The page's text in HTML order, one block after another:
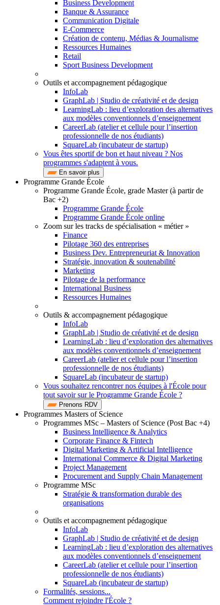
Business Development
Banque & Assurance
Communication Digitale
E-Commerce
Création de contenu, Médias & Journalisme
Ressources Humaines
Retail
Sport Business Development
Outils et accompagnement pédagogique
InfoLab
GraphLab | Studio de créativité et de design
LearningLab : lieu d’exploration des alternatives
aux modèles conventionnels d’enseignement
CareerLab (atelier et cellule pour l’insertion
professionnelle de nos étudiants)
SquareLab (incubateur de startup)
Vous êtes sportif de bon et haut niveau ? Nos
programmes s'adaptent à vous.
En savoir plus
Programme Grande École
Programme Grande École, grade Master (à partir de
Bac +2)
Programme Grande École
Programme Grande École online
Zoom sur les tracks de spécialisation « métier »
Finance
Pilotage 360 des entreprises
Business Dev. Entrepreneuriat & Innovation
Stratégie, innovation & soutenabilité
Marketing
Pilotage de la performance
International Business
Ressources Humaines
Outils & accompagnement pédagogique
InfoLab
GraphLab | Studio de créativité et de design
LearningLab : lieu d’exploration des alternatives
aux modèles conventionnels d’enseignement
CareerLab (atelier et cellule pour l’insertion
professionnelle de nos étudiants)
SquareLab (incubateur de startup)
Vous souhaitez rencontrer nos équipes à l'École pour
tout savoir sur le Programme Grande École ?
Prenons RDV
Programmes Masters of Science
Programmes MSc – Masters of Science (Post Bac +4)
Business Intelligence & Analytics
Corporate Finance & Fintech
Digital Marketing & Artificial Intelligence
International Commerce & Digital Marketing
Project Management
Procurement and Supply Chain Management
Programme MSc
Stratégie & transformation durable des
organisations
Outils et accompagnement pédagogique
InfoLab
GraphLab | Studio de créativité et de design
LearningLab : lieu d’exploration des alternatives
aux modèles conventionnels d’enseignement
CareerLab (atelier et cellule pour l’insertion
professionnelle de nos étudiants)
SquareLab (incubateur de startup)
Formalités, sessions...
Comment rejoindre l'École ?